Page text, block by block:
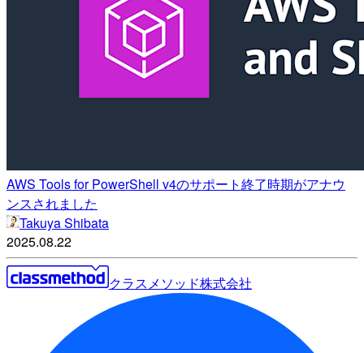
AWS Tools for PowerShell v4のサポート終了時期がアナウ
ンスされました
Takuya Shibata
2025.08.22
クラスメソッド株式会社